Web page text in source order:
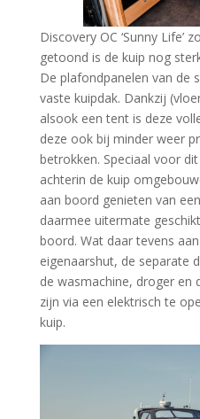
Discovery OC ‘Sunny Life’
getoond is de kuip nog
De plafondpanelen van de
vaste kuipdak. Dankzij
alsook een tent is deze
deze ook bij minder weer
betrokken. Speciaal voor
achterin de kuip
aan boord genieten van
daarmee uitermate
boord. Wat daar tevens
eigenaarshut, de separate
de wasmachine, droger en
zijn via een elektrisch te
kuip.